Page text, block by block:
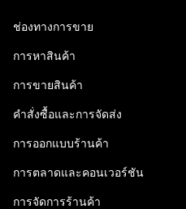
ช่องทางการขาย
การหาสินค้า
การขายสินค้า
คำสั่งซื้อและการจัดส่ง
การออกแบบร้านค้า
การตลาดและคอนเวอร์ชัน
การจัดการร้านค้า